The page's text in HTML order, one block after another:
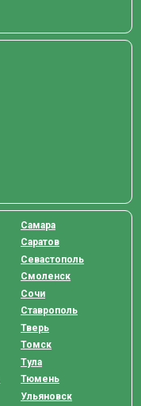
Самара
Саратов
Севастополь
Смоленск
Сочи
Ставрополь
Тверь
Томск
Тула
Тюмень
Ульяновск